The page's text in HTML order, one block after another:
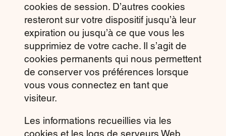
cookies de session. D’autres cookies
resteront sur votre dispositif jusqu’à leur
expiration ou jusqu’à ce que vous les
supprimiez de votre cache. Il s’agit de
cookies permanents qui nous permettent
de conserver vos préférences lorsque
vous vous connectez en tant que
visiteur.
Les informations recueillies via les
cookies et les logs de serveurs Web